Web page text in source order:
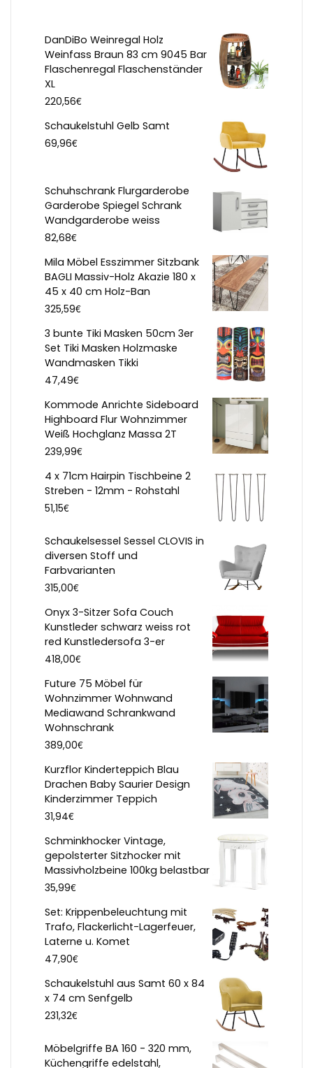
DanDiBo Weinregal Holz
Weinfass Braun 83 cm 9045 Bar
Flaschenregal Flaschenständer
XL
220,56€
Schaukelstuhl Gelb Samt
69,96€
Schuhschrank Flurgarderobe
Garderobe Spiegel Schrank
Wandgarderobe weiss
82,68€
Mila Möbel Esszimmer Sitzbank
BAGLI Massiv-Holz Akazie 180 x
45 x 40 cm Holz-Ban
325,59€
3 bunte Tiki Masken 50cm 3er
Set Tiki Masken Holzmaske
Wandmasken Tikki
47,49€
Kommode Anrichte Sideboard
Highboard Flur Wohnzimmer
Weiß Hochglanz Massa 2T
239,99€
4 x 71cm Hairpin Tischbeine 2
Streben - 12mm - Rohstahl
51,15€
Schaukelsessel Sessel CLOVIS in
diversen Stoff und
Farbvarianten
315,00€
Onyx 3-Sitzer Sofa Couch
Kunstleder schwarz weiss rot
red Kunstledersofa 3-er
418,00€
Future 75 Möbel für
Wohnzimmer Wohnwand
Mediawand Schrankwand
Wohnschrank
389,00€
Kurzflor Kinderteppich Blau
Drachen Baby Saurier Design
Kinderzimmer Teppich
31,94€
Schminkhocker Vintage,
gepolsterter Sitzhocker mit
Massivholzbeine 100kg belastbar
35,99€
Set: Krippenbeleuchtung mit
Trafo, Flackerlicht-Lagerfeuer,
Laterne u. Komet
47,90€
Schaukelstuhl aus Samt 60 x 84
x 74 cm Senfgelb
231,32€
Möbelgriffe BA 160 - 320 mm,
Küchengriffe edelstahl,